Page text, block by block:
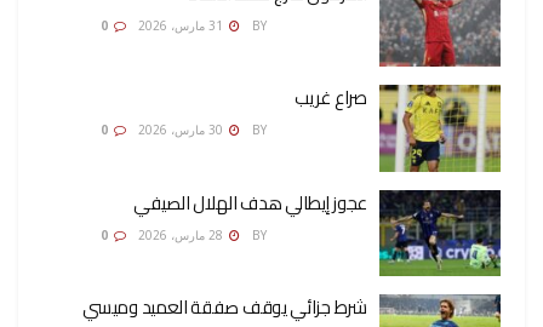
BY
صراع غريب
BY
عجوز إيطالي هدف الهلال الصيفي
BY
شرط جزائي يوقف صفقة العميد وميسي